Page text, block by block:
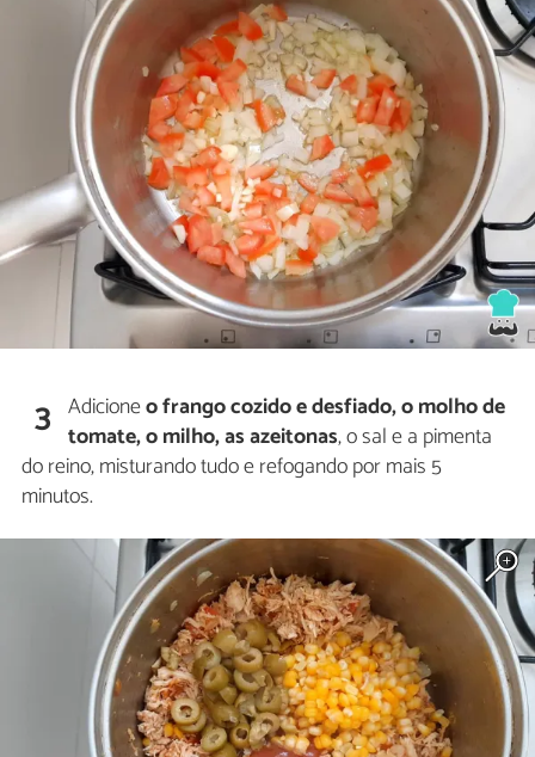
3 Adicioneo frango cozido e desfiado, o molho de
tomate, o milho, as azeitonas, o sal e a pimenta
do reino, misturando tudo e refogando por mais 5
minutos.